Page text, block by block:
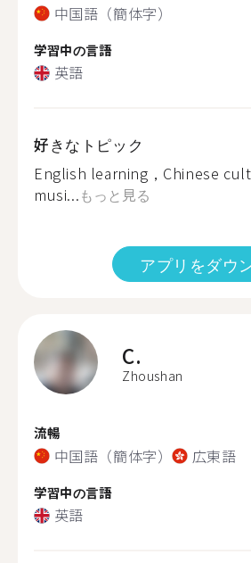
中国語（簡体字）
学習中の言語
英語
好きなトピック
English learning，Chinese
musi...もっと見る
アプリをダウ
C.
Zhoushan
流暢
中国語（簡体字） 広東語
学習中の言語
英語